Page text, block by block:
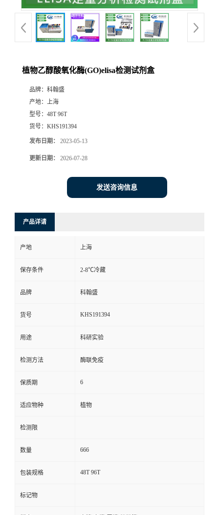
植物乙醇酸氧化酶(GO)elisa检测试剂盒
品牌： 科翰盛
产地： 上海
型号： 48T 96T
货号： KHS191394
发布日期： 2023-05-13
更新日期： 2026-07-28
发送咨询信息
产品详请
产地 上海
保存条件 2-8℃冷藏
品牌 科翰盛
货号 KHS191394
用途 科研实验
检测方法 酶联免疫
保质期 6
适应物种 植物
检测限
数量 666
包装规格 48T 96T
标记物